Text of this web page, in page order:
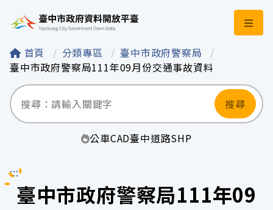
臺中市政府資料開
首頁 分類專區
臺中市政府警察局
臺中市政府警察局111年09月份交通事故資料
搜尋
公車CAD臺中道路SHP
:::
臺中市政府警察局111年09